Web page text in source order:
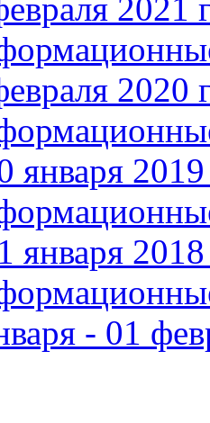
2021
2020
января 2019
января 2018
- 01